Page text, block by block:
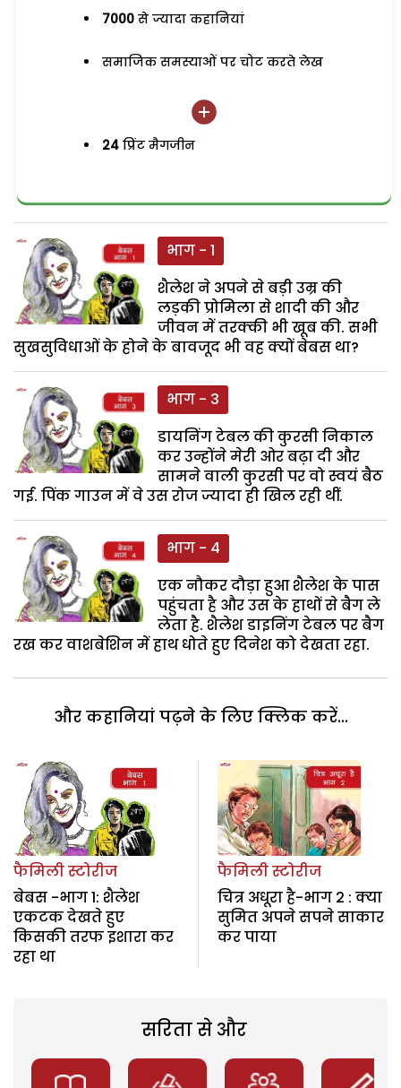
7000 से ज्यादा कहानियां
समाजिक समस्याओं पर चोट करते लेख
24 प्रिंट मैगजीन
भाग - 1
शैलेश ने अपने से बड़ी उम्र की
लड़की प्रोमिला से शादी की और
जीवन में तरक्की भी खूब की. सभी
सुखसुविधाओं के होने के बावजूद भी वह क्यों बेबस था?
भाग - 3
डायनिंग टेबल की कुरसी निकाल
कर उन्होंने मेरी ओर बढ़ा दी और
सामने वाली कुरसी पर वो स्वयं बैठ
गई. पिंक गाउन में वे उस रोज ज्यादा ही खिल रही थीं.
भाग - 4
एक नौकर दौड़ा हुआ शैलेश के पास
पहुंचता है और उस के हाथों से बैग ले
लेता है. शैलेश डाइनिंग टेबल पर बैग
रख कर वाशबेशिन में हाथ धोते हुए दिनेश को देखता रहा.
और कहानियां पढ़ने के लिए क्लिक करें...
फैमिली स्टोरीज
बेबस -भाग 1: शैलेश
एकटक देखते हुए
किसकी तरफ इशारा कर
रहा था
फैमिली स्टोरीज
चित्र अधूरा है-भाग 2 : क्या
सुमित अपने सपने साकार
कर पाया
सरिता से और